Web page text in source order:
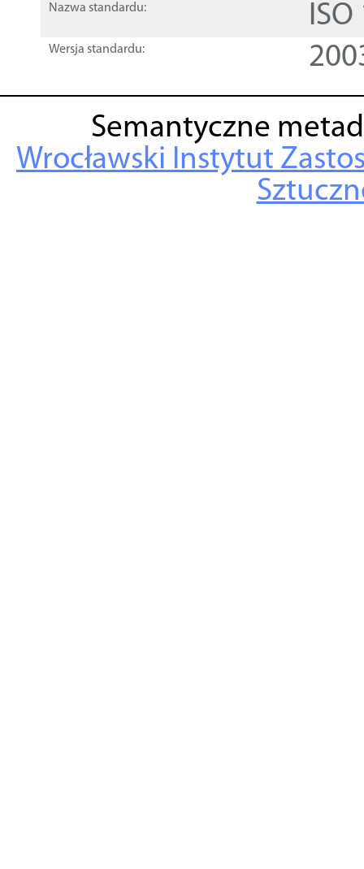
Nazwa standardu:
Wersja standardu:
Semantyczne
Wrocławski Instytut